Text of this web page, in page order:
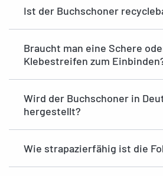
Ist der Buchschoner
Braucht man eine Schere
Klebestreifen zum
Wird der Buchschoner in
hergestellt?
Wie strapazierfähig ist die